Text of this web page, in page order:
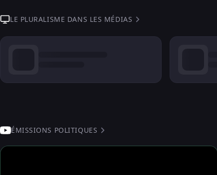
LE PLURALISME DANS LES MÉDIAS
ÉMISSIONS POLITIQUES